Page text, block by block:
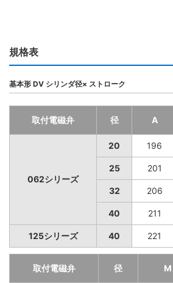
規格表
基本形 DV シリンダ径× ストローク
取付電磁弁 径 A
062シリーズ
20 196
25 201
32 206
40 211
125シリーズ 40 221
取付電磁弁 径 M